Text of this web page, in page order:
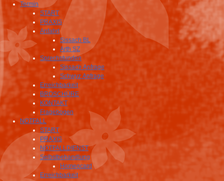
Termin
START
PRAXIS
Anfahrt
Sissach BL
Arth SZ
Sprechstunden
Sissach Anfrage
Schwyz Anfrage
Erreichbarkeit
BROSCHÜRE
KONTAKT
Fragebogen
NOTFALL
START
PRAXIS
NOTFALLDIENST
Selbstbehandlung
Homeocard
Erreichbarkeit